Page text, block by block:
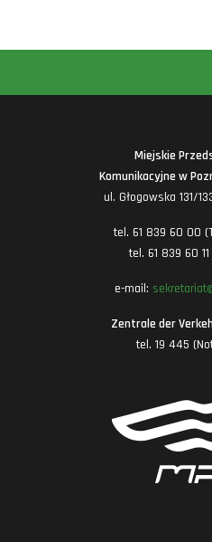
Miejskie
Komunikacyjne w
ul. Głogowska 131/
tel. 61 839 60 00
tel. 61 839 60
e-mail:
Zentrale der
tel. 19 445